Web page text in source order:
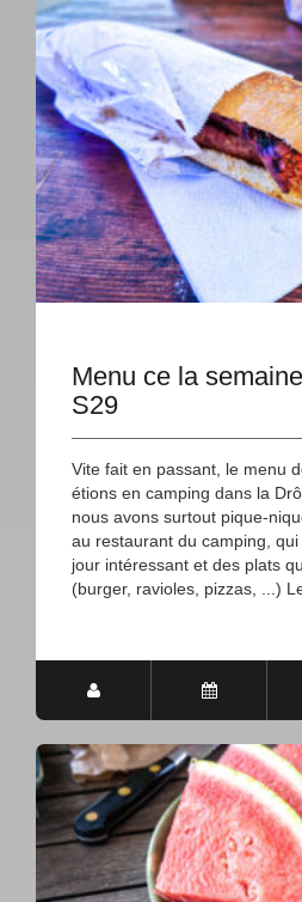
Menu ce la
S29
Vite fait en passant, le menu
étions en camping dans la
nous avons surtout pique-
au restaurant du camping,
jour intéressant et des plats
(burger, ravioles, pizzas, ...)